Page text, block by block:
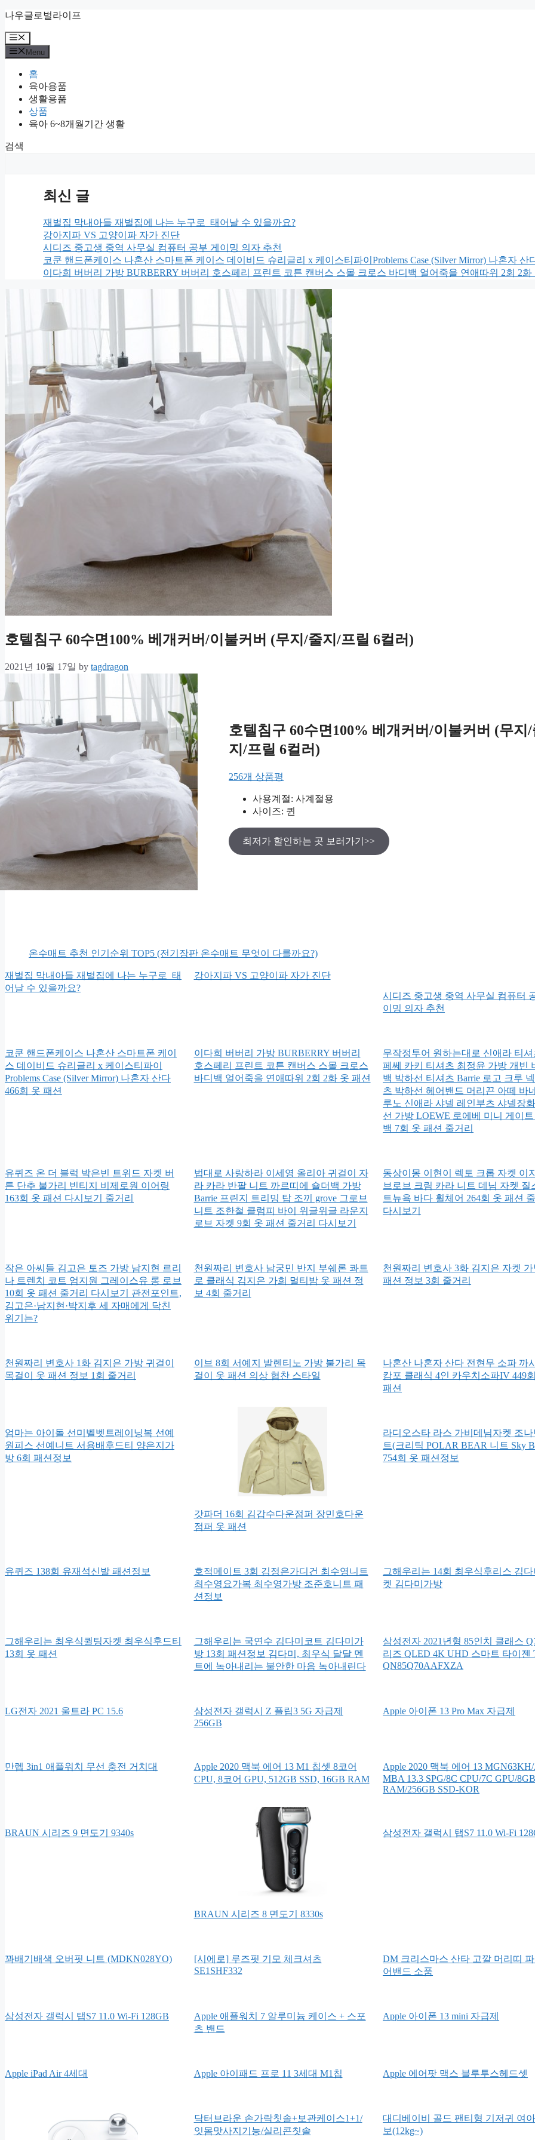
Skip
content
나우글로벌라이프
Menu
Menu
홈
육아용품
생활용품
상품
육아 6~8개월기간 생활
검색
최신 글
재벌집 막내아들 재벌집에 나는 누구로 태어날 수 있을까요?
강아지파 VS 고양이파 자가 진단
시디즈 중고생 중역 사무실 컴퓨터 공부 게이밍 의자 추천
코쿤 핸드폰케이스 나혼산 스마트폰 케이스 데이비드 슈리글리 x 케이스티파이Problems Case (Silver Mirror) 나혼자 산
이다희 버버리 가방 BURBERRY 버버리 호스페리 프린트 코튼 캔버스 스몰 크로스 바디백 얼어죽을 연애따위 2회 2화
호텔침구 60수면100% 베개커버/이불커버 (무지/줄지/프릴 6컬러)
2021년 10월 17일 by tagdragon
호텔침구 60수면100% 베개커버/이불커버 (무지
지/프릴 6컬러)
256개 상품평
사용계절: 사계절용
사이즈: 퀸
최저가 할인하는 곳 보러가기>>
온수매트 추천 인기순위 TOP5 (전기장판 온수매트 무엇이 다를까요?)
재벌집 막내아들 재벌집에 나는 누구로 태
어날 수 있을까요?
강아지파 VS 고양이파 자가 진단
시디즈 중고생 중역 사무실 컴퓨터
이밍 의자 추천
코쿤 핸드폰케이스 나혼산 스마트폰 케이
스 데이비드 슈리글리 x 케이스티파이
Problems Case (Silver Mirror) 나혼자 산다
466회 옷 패션
이다희 버버리 가방 BURBERRY 버버리
호스페리 프린트 코튼 캔버스 스몰 크로스
바디백 얼어죽을 연애따위 2회 2화 옷 패션
무작정투어 원하는대로 신애라 티
페쎄 카키 티셔츠 최정윤 가방 개빈
백 박하선 티셔츠 Barrie 로고 크루
츠 박하선 헤어밴드 머리끈 아떼 바
루노 신애라 샤넬 레인부츠 샤넬장
선 가방 LOEWE 로에베 미니 게이
백 7회 옷 패션 줄거리
유퀴즈 온 더 블럭 박은빈 트위드 자켓 버
튼 단추 불가리 빈티지 비제로원 이어링
163회 옷 패션 다시보기 줄거리
법대로 사랑하라 이세영 올리아 귀걸이 자
라 카라 반팔 니트 까르띠에 숄더백 가방
Barrie 프린지 트리밍 탑 조끼 grove 그로브
니트 조한철 클럼피 바이 위글위글 라운지
로브 자켓 9회 옷 패션 줄거리 다시보기
동상이몽 이현이 렉토 크롭 자켓 이
브로브 크림 카라 니트 데님 자켓 질
트뉴욕 바다 휠체어 264회 옷 패션
다시보기
작은 아씨들 김고은 토즈 가방 남지현 르리
나 트렌치 코트 엄지원 그레이스유 롱 로브
10회 옷 패션 줄거리 다시보기 관전포인트,
김고은·남지현·박지후 세 자매에게 닥친
위기는?
천원짜리 변호사 남궁민 반지 부쉐론 콰트
로 클래식 김지은 가희 멀티밤 옷 패션 정
보 4회 줄거리
천원짜리 변호사 3화 김지은 자켓
패션 정보 3회 줄거리
천원짜리 변호사 1화 김지은 가방 귀걸이
목걸이 옷 패션 정보 1회 줄거리
이브 8회 서예지 발렌티노 가방 불가리 목
걸이 옷 패션 의상 협찬 스타일
나혼산 나혼자 산다 전현무 소파 까
캄포 클래식 4인 카우치소파IV 449
패션
엄마는 아이돌 선미벨벳트레이닝복 선예
원피스 선예니트 서용배후드티 양은지가
방 6회 패션정보
갓파더 16회 김갑수다운점퍼 장민호다운
점퍼 옷 패션
라디오스타 라스 가비데님자켓 조
트(크리틱 POLAR BEAR 니트 Sky
754회 옷 패션정보
유퀴즈 138회 유재석신발 패션정보
호적메이트 3회 김정은가디건 최수영니트
최수영요가복 최수영가방 조준호니트 패
션정보
그해우리는 14회 최우식후리스 김
켓 김다미가방
그해우리는 최우식퀼팅자켓 최우식후드티
13회 옷 패션
그해우리는 국연수 김다미코트 김다미가
방 13회 패션정보 김다미, 최우식 달달 멘
트에 녹아내리는 불안한 마음 녹아내린다
삼성전자 2021년형 85인치 클래스
리즈 QLED 4K UHD 스마트 타이젠
QN85Q70AAFXZA
LG전자 2021 울트라 PC 15.6
삼성전자 갤럭시 Z 플립3 5G 자급제
256GB
Apple 아이폰 13 Pro Max 자급제
만렙 3in1 애플워치 무선 충전 거치대
Apple 2020 맥북 에어 13 M1 칩셋 8코어
CPU, 8코어 GPU, 512GB SSD, 16GB RAM
Apple 2020 맥북 에어 13
MBA 13.3 SPG/8C CPU/7C GPU/
RAM/256GB SSD-KOR
BRAUN 시리즈 9 면도기 9340s
BRAUN 시리즈 8 면도기 8330s
삼성전자 갤럭시 탭S7 11.0 Wi-Fi
꽈배기배색 오버핏 니트 (MDKN028YO)
[시에로] 루즈핏 기모 체크셔츠
SE1SHF332
DM 크리스마스 산타 고깔 머리띠
어밴드 소품
삼성전자 갤럭시 탭S7 11.0 Wi-Fi 128GB
Apple 애플워치 7 알루미늄 케이스 + 스포
츠 밴드
Apple 아이폰 13 mini 자급제
Apple iPad Air 4세대 Apple 아이패드 프로 11 3세대 M1칩 Apple 에어팟 맥스 블루투스헤드셋
닥터브라운 손가락칫솔+보관케이스1+1/
잇몸맛사지기능/실리콘칫솔
대디베이비 골드 팬티형 기저귀 여
보(12kg~)